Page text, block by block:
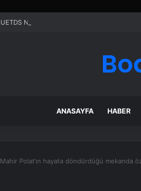
UETDS Nedir ? Uetds.com İle Akıllı Dijital
ANASAYFA HABER
Mahir Polat’ın hayata döndürdüğü mekanda